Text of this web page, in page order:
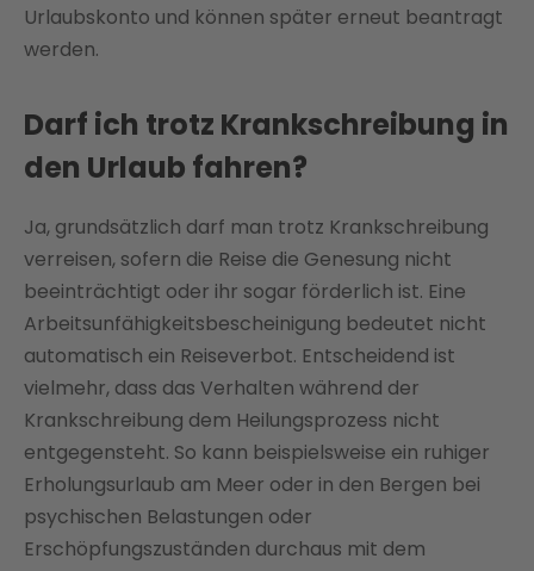
Urlaubskonto und können später erneut beantragt
werden.
Darf ich trotz Krankschreibung in
den Urlaub fahren?
Ja, grundsätzlich darf man trotz Krankschreibung
verreisen, sofern die Reise die Genesung nicht
beeinträchtigt oder ihr sogar förderlich ist. Eine
Arbeitsunfähigkeitsbescheinigung bedeutet nicht
automatisch ein Reiseverbot. Entscheidend ist
vielmehr, dass das Verhalten während der
Krankschreibung dem Heilungsprozess nicht
entgegensteht. So kann beispielsweise ein ruhiger
Erholungsurlaub am Meer oder in den Bergen bei
psychischen Belastungen oder
Erschöpfungszuständen durchaus mit dem